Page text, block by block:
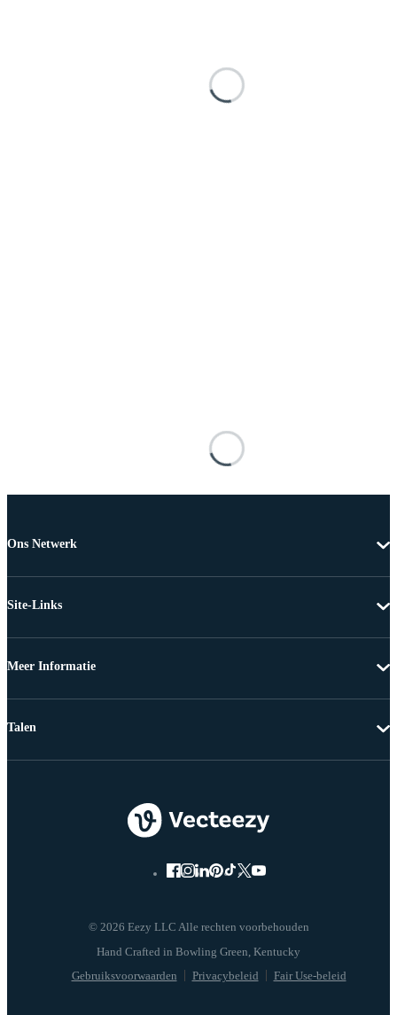
Ons Netwerk
Site-Links
Meer Informatie
© 2026 Eezy LLC Alle rechten voorbehouden
Gebruiksvoorwaarden Privacybeleid Fair Use-beleid
Talen